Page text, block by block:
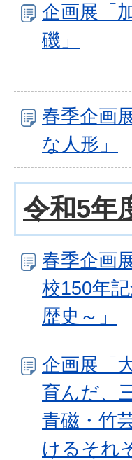
企画展「
磯」
春季企画
な人形」
令和5年
春季企画
校150年
歴史～」
企画展「
育んだ、
青磁・竹
けるそれ